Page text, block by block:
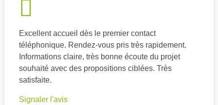
Excellent accueil dès le premier contact
téléphonique. Rendez-vous pris très rapidement.
Informations claire, très bonne écoute du projet
souhaité avec des propositions ciblées. Très
satisfaite.
Signaler l'avis